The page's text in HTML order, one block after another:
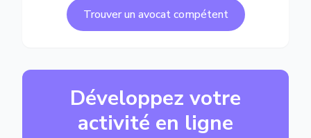
Trouver un avocat compétent
Développez votre
activité en ligne